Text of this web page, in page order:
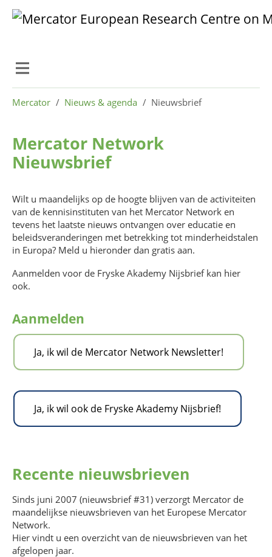
Skip to main content
Skip to page footer
Mercator Nieuws & agenda Nieuwsbrief
Mercator Network
Nieuwsbrief
Wilt u maandelijks op de hoogte blijven van de activiteiten
van de kennisinstituten van het Mercator Network en
tevens het laatste nieuws ontvangen over educatie en
beleidsveranderingen met betrekking tot minderheidstalen
in Europa? Meld u hieronder dan gratis aan.
Aanmelden voor de Fryske Akademy Nijsbrief kan hier
ook.
Aanmelden
Ja, ik wil de Mercator Network Newsletter!
Ja, ik wil ook de Fryske Akademy Nijsbrief!
Recente nieuwsbrieven
Sinds juni 2007 (nieuwsbrief #31) verzorgt Mercator de
maandelijkse nieuwsbrieven van het Europese Mercator
Network.
Hier vindt u een overzicht van de nieuwsbrieven van het
afgelopen jaar.